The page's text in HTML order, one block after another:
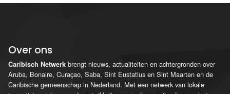
Over ons
Caribisch Netwerk brengt nieuws, actualiteiten en achtergronden over
Aruba, Bonaire, Curaçao, Saba, Sint Eustatius en Sint Maarten en de
Caribische gemeenschap in Nederland. Met een netwerk van lokale